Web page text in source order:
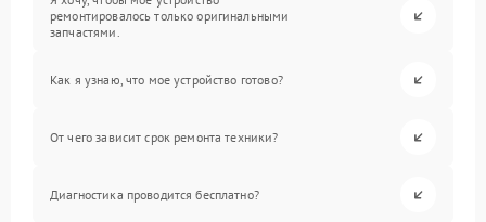
ремонтировалось только оригинальными
запчастями.
Как я узнаю, что мое устройство готово?
От чего зависит срок ремонта техники?
Диагностика проводится бесплатно?